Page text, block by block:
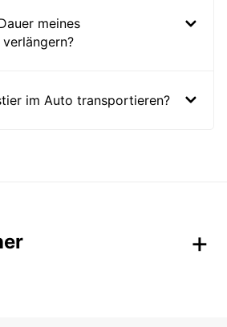
meines
im Auto transportieren?